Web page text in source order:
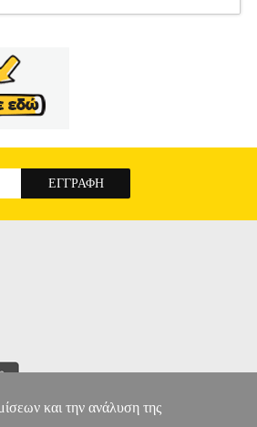
σας γνέφει η Αγάπη, ακολουθήστε την,
της αγάπης, διότι, αν βρει ότι αξίζετε,
και ποιητή Xαλίλ Γκιμπράν. Μιλά για
τον άνθρωπο και την ψυχή του.
και την ανάλυση της